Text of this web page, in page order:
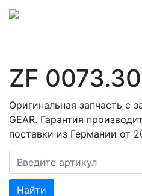
ZF
Оригинальная запчасть с
GEAR. Гарантия
поставки из Германии от
Найти